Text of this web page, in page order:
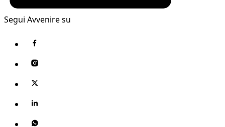
Segui Avvenire su